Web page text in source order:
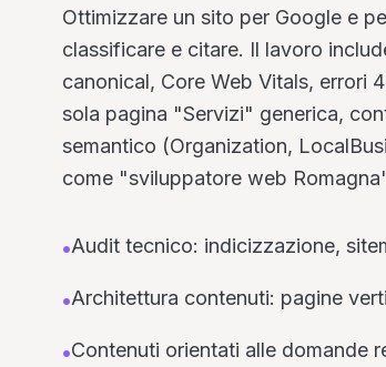
Ottimizzare un sito per Google e
classificare e citare. Il lavoro
canonical, Core Web Vitals, errori
sola pagina "Servizi" generica,
semantico (Organization,
come "sviluppatore web
•Audit tecnico: indicizzazione,
•Architettura contenuti: pagine
•Contenuti orientati alle domande